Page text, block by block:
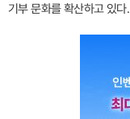
기부 문화를 확산하고 있다.